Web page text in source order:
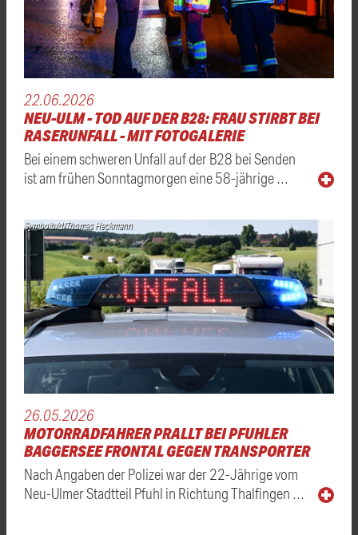
22.06.2026
NEU-ULM - TOD AUF DER B28: FRAU STIRBT BEI
RASERUNFALL - MIT FOTOGALERIE
Bei einem schweren Unfall auf der B28 bei Senden
ist am frühen Sonntagmorgen eine 58-jährige …
Symbolbild/Thomas Heckmann
26.05.2026
MOTORRADFAHRER PRALLT BEI PFUHLER
BAGGERSEE FRONTAL GEGEN TRANSPORTER
Nach Angaben der Polizei war der 22-Jährige vom
Neu-Ulmer Stadtteil Pfuhl in Richtung Thalfingen …